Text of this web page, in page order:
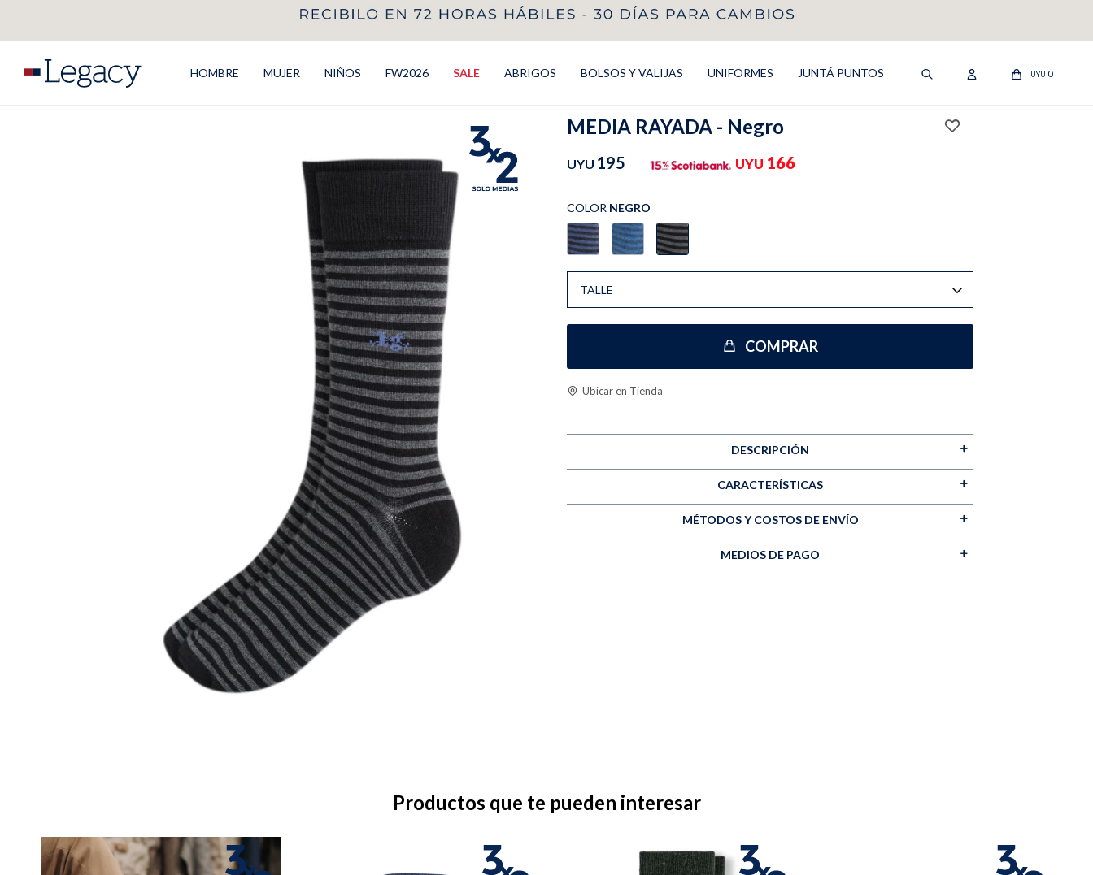
HOMBRE MUJER NIÑOS FW2026 SALE ABRIGOS BOLSOS Y VALIJAS UNIFORMES JUNTÁ PUNTOS UYU 0
MEDIA RAYADA - Negro
UYU 195 UYU 166
COLOR NEGRO
TALLE
COMPRAR
Ubicar en Tienda
DESCRIPCIÓN
CARACTERÍSTICAS
MÉTODOS Y COSTOS DE ENVÍO
MEDIOS DE PAGO
Productos que te pueden interesar